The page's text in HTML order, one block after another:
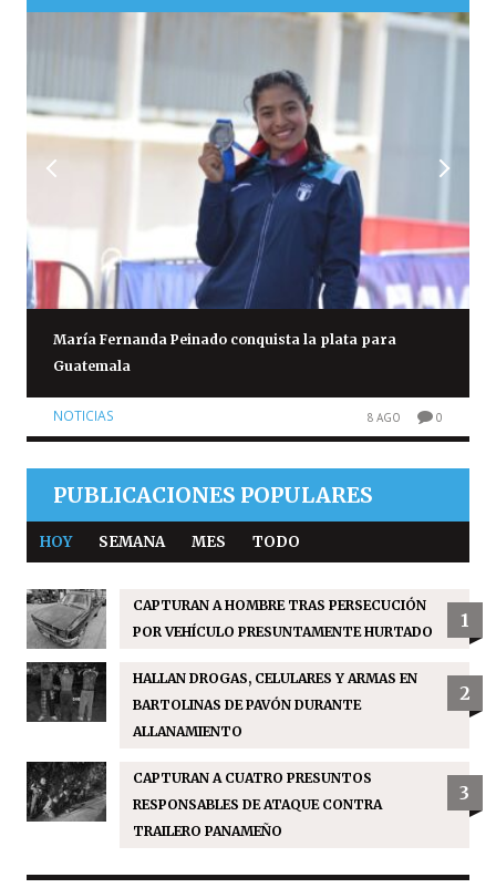
María Fernanda Peinado conquista la plata para
Guatemala
NOTICIAS 8 AGO 0
PUBLICACIONES POPULARES
HOY SEMANA MES TODO
CAPTURAN A HOMBRE TRAS PERSECUCIÓN
POR VEHÍCULO PRESUNTAMENTE HURTADO
1
HALLAN DROGAS, CELULARES Y ARMAS EN
BARTOLINAS DE PAVÓN DURANTE
ALLANAMIENTO
2
CAPTURAN A CUATRO PRESUNTOS
RESPONSABLES DE ATAQUE CONTRA
TRAILERO PANAMEÑO
3